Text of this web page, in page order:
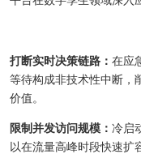
打断实时决策链路：在应
等待构成非技术性中断，
价值。
限制并发访问规模：冷启
以在流量高峰时段快速扩